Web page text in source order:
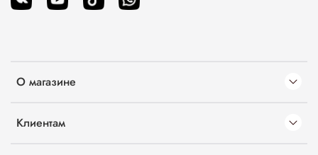
О магазине
Клиентам